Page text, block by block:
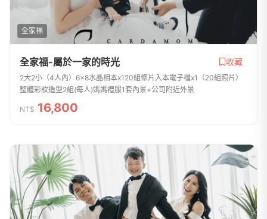
全家福
全家福-屬於一家的時光 收藏
2大2小（4人內）6x8水晶相本x120組修片入本電子檔x1（20組照片）
整體彩妝造型2組(每人)媽媽禮服1套內景+公司附近外景
NT$ 16,800